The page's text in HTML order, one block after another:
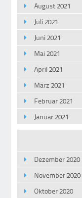
August 2021
Juli 2021
Juni 2021
Mai 2021
April 2021
März 2021
Februar 2021
Januar 2021
Dezember 2020
November 2020
Oktober 2020